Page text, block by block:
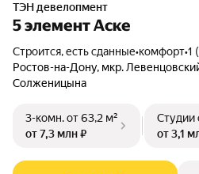
ТЭН девелопмент
5 элемент Аске
Строится, есть сданные•комфорт•1
Ростов-на-Дону, мкр.
Солженицына
3-комн.от 63,2 м²
от 7,3 млн ₽
Студии
от 3,1